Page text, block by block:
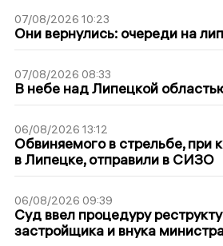
07/08/2026 10:23
Они вернулись: очереди на
07/08/2026 08:33
В небе над Липецкой
06/08/2026 13:12
Обвиняемого в стрельбе, при
в Липецке, отправили в СИЗО
06/08/2026 09:39
Суд ввел процедуру
застройщика и внука